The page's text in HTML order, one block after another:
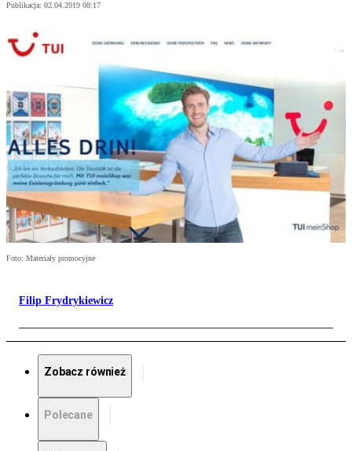
Publikacja: 02.04.2019 08:17
Foto: Materiały promocyjne
Filip Frydrykiewicz
Zobacz również
Polecane